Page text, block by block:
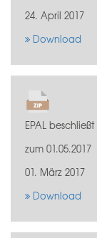
24. April 2017
Download
EPAL
zum 01.05.2017
01. März 2017
Download